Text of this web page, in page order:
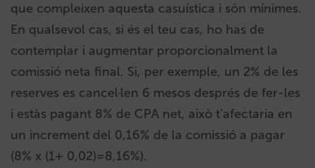
que compleixen aquesta casuística i són mínimes.
En qualsevol cas, si és el teu cas, ho has de
contemplar i augmentar proporcionalment la
comissió neta final. Si, per exemple, un 2% de les
reserves es cancel·len 6 mesos després de fer-les
i estàs pagant 8% de CPA net, això t’afectaria en
un increment del 0,16% de la comissió a pagar
(8% x (1+ 0,02)=8,16%).